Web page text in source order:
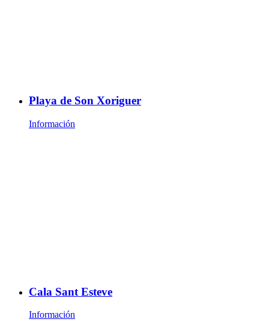
Playa de Son Xoriguer
Información
Cala Sant Esteve
Información